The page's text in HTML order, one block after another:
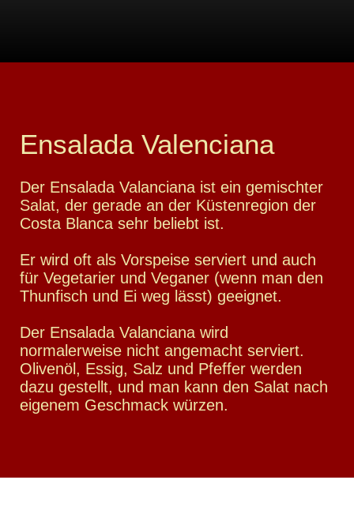
Ensalada Valenciana
Der Ensalada Valanciana ist ein gemischter
Salat, der gerade an der Küstenregion der
Costa Blanca sehr beliebt ist.
Er wird oft als Vorspeise serviert und auch
für Vegetarier und Veganer (wenn man den
Thunfisch und Ei weg lässt) geeignet.
Der Ensalada Valanciana wird
normalerweise nicht angemacht serviert.
Olivenöl, Essig, Salz und Pfeffer werden
dazu gestellt, und man kann den Salat nach
eigenem Geschmack würzen.